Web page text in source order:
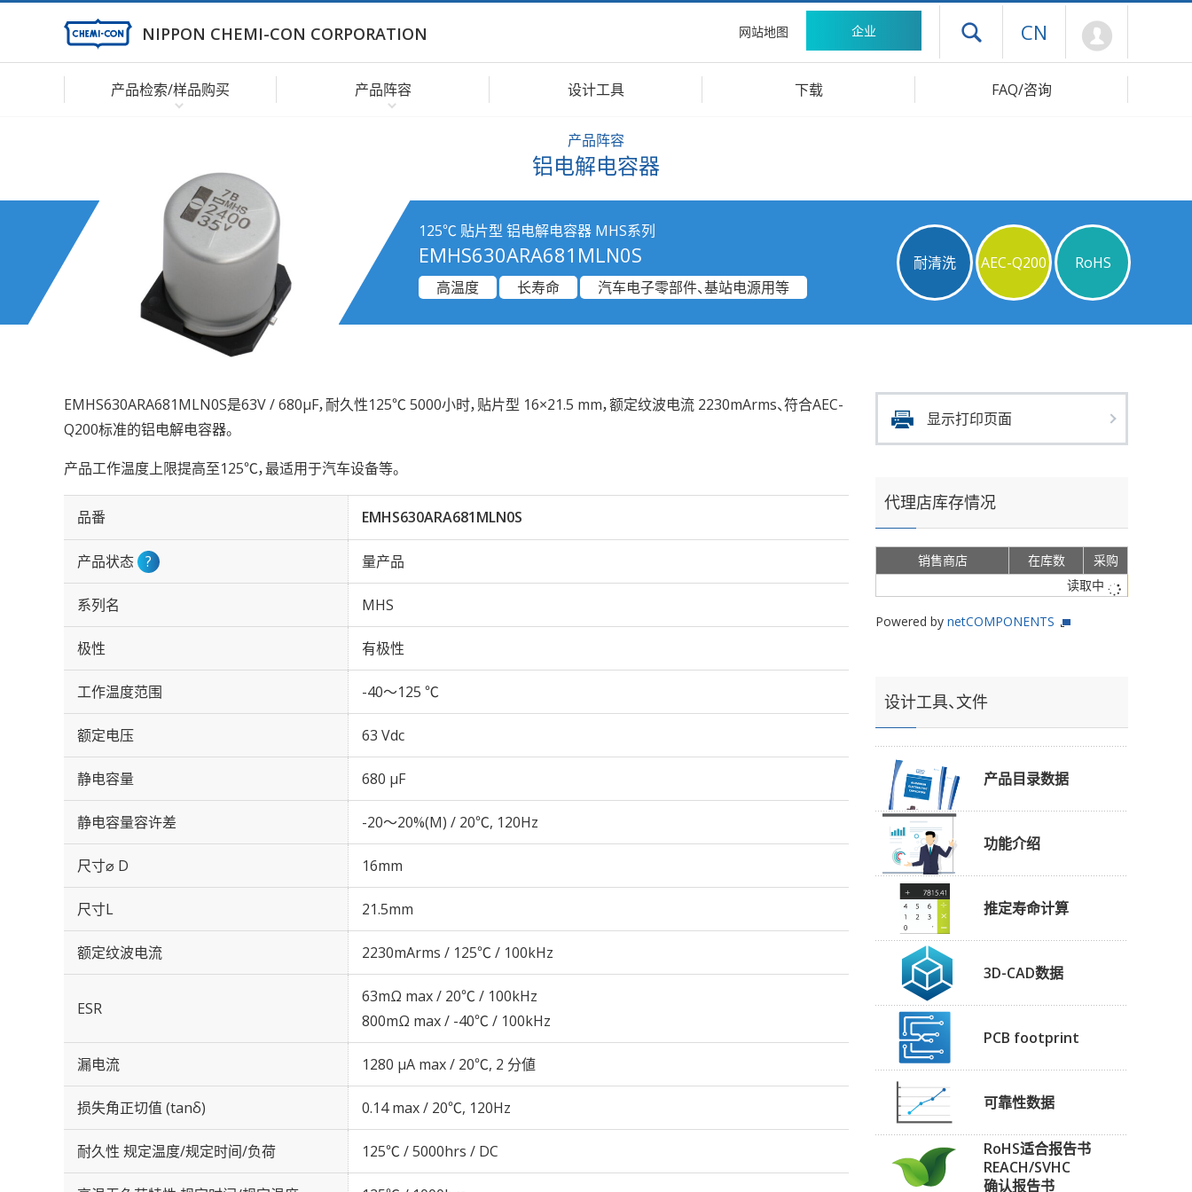
NIPPON CHEMI-CON CORPORATION 网站地图 企业 打开抽屉菜单
CN
产品检索/样品购买 产品阵容 设计工具 下载 FAQ/咨询
产品阵容
铝电解电容器
125℃ 贴片型 铝电解电容器 MHS系列
EMHS630ARA681MLN0S 耐清洗 AEC-Q200
RoHS
高温度
长寿命 汽车电子零部件、基站电源用等
EMHS630ARA681MLN0S是63V / 680µF，耐久性125℃ 5000小时，贴片型 16×21.5 mm，额定纹波电流 2230mArms、符合AEC-
Q200标准的铝电解电容器。
产品工作温度上限提高至125℃，最适用于汽车设备等。
品番 EMHS630ARA681MLN0S
产品状态 ? 量产品
系列名 MHS
极性 有极性
工作温度范围 -40～125 ℃
额定电压 63 Vdc
静电容量 680 µF
静电容量容许差 -20～20%(M) / 20℃, 120Hz
尺寸⌀ D 16mm
尺寸L 21.5mm
额定纹波电流 2230mArms / 125℃ / 100kHz
ESR
63mΩ max / 20℃ / 100kHz
800mΩ max / -40℃ / 100kHz
漏电流 1280 μA max / 20℃, 2 分値
损失角正切值 (tanδ) 0.14 max / 20℃, 120Hz
耐久性 规定温度/规定时间/负荷 125℃ / 5000hrs / DC
显示打印页面
代理店库存情况
销售商店 在库数
采购
读取中
Powered by netCOMPONENTS
设计工具、文件
产品目录数据
功能介绍
推定寿命计算
3D-CAD数据
PCB footprint
可靠性数据
RoHS适合报告书
REACH/SVHC
确认报告书